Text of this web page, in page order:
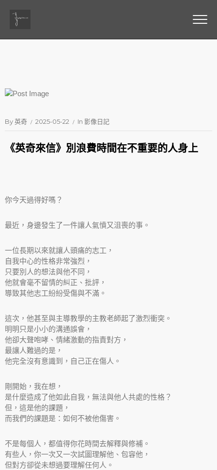
By英奇 2025-05-22 In 影像日記
《英奇來信》別浪費時間在不重要的人身上
你今天過得好嗎？
最近，身邊發生了一件讓人氣憤又沮喪的事。
一位長期以來就讓人頭痛的志工，
自我中心的性格非常強烈，
只要別人的想法與他不同，
他就會毫不留情的糾正、批評，
導致其他志工紛紛受傷與不滿。
這次，他甚至與主導教學的主教老師起了激烈衝突。
明明只是小小的溝通誤會，
他卻大聲咆哮、情緒激動的指責對方，
最讓人難過的是，
他完全沒有意識到，自己正在傷人。
剛開始，我在想，
是什麼造成了他如此自我，無法與他人共處的性格？
但，這是他的課題，
而我們的課題是：如何不被他傷害。
不是每個人，都值得你花時間去解釋與修補。
有些人，你一次又一次試圖理解他、包容他，
但對方卻從未想過要理解任何人。